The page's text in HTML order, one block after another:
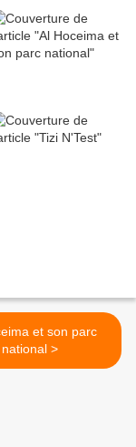
et son parc
national >